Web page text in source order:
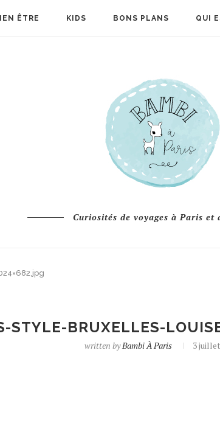
ÊTRE KIDS BONS PLANS QUI
Curiosités de voyages à Paris et
STYLE-BRUXELLES-
written byBambi À Paris 3